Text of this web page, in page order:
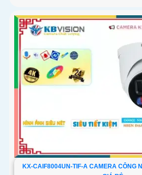
KX-CAIF8004UN-TIF-A CAMERA CÔNG